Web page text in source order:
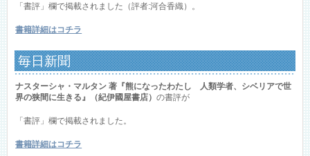
「書評」欄で掲載されました（評者:河合香織）。
書籍詳細はコチラ
毎日新聞
ナスターシャ・マルタン 著『熊になったわたし 人類学者、シベリアで世
界の狭間に生きる』（紀伊國屋書店）の書評が
「書評」欄で掲載されました。
書籍詳細はコチラ